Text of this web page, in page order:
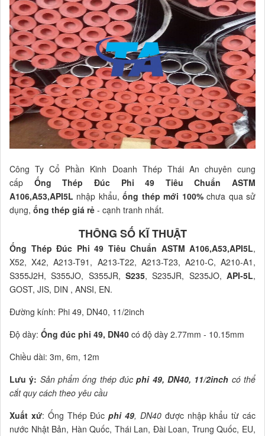
Công Ty Cổ Phần Kinh Doanh Thép Thái An chuyên cung
cấp Ống Thép Đúc Phi 49 Tiêu Chuẩn ASTM
A106,A53,API5L nhập khẩu,ống thép mới 100%chưa qua sử
dụng, ống thép giá rẻ - cạnh tranh nhất.
THÔNG SỐ KĨ THUẬT
Ống Thép Đúc Phi 49 Tiêu Chuẩn ASTM A106,A53,API5L,
X52, X42, A213-T91, A213-T22, A213-T23, A210-C, A210-A1,
S355J2H, S355JO, S355JR, S235, S235JR, S235JO, API-5L,
GOST, JIS, DIN , ANSI, EN.
Đường kính: Phi 49, DN40, 11/2inch
Độ dày: Ống đúc phi 49, DN40 có độ dày 2.77mm - 10.15mm
Chiều dài: 3m, 6m, 12m
Lưu ý: Sản phẩm ống thép đúc phi 49, DN40, 11/2inch có thể
cắt quy cách theo yêu cầu
Xuất xứ: Ống Thép Đúc phi 49, DN40 được nhập khẩu từ các
nước Nhật Bản, Hàn Quốc, Thái Lan, Đài Loan, Trung Quốc, EU,